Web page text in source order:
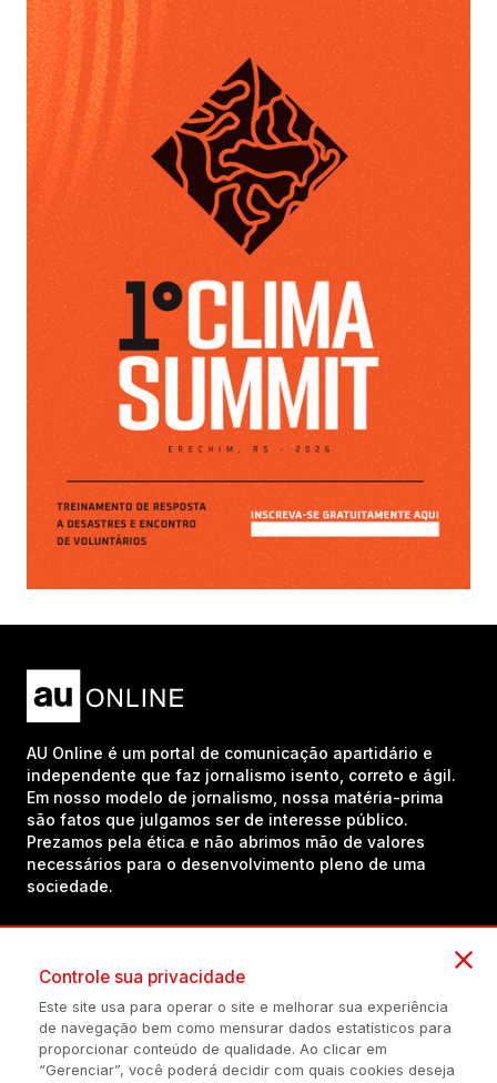
AU Online é um portal de comunicação apartidário e
independente que faz jornalismo isento, correto e ágil.
Em nosso modelo de jornalismo, nossa matéria-prima
são fatos que julgamos ser de interesse público.
Prezamos pela ética e não abrimos mão de valores
necessários para o desenvolvimento pleno de uma
sociedade.
(54) 98434-8385
Controle sua privacidade
Este site usa para operar o site e melhorar sua experiência
de navegação bem como mensurar dados estatísticos para
proporcionar conteúdo de qualidade. Ao clicar em
“Gerenciar”, você poderá decidir com quais cookies deseja